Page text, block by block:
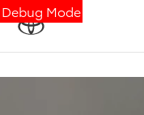
Debug Mode